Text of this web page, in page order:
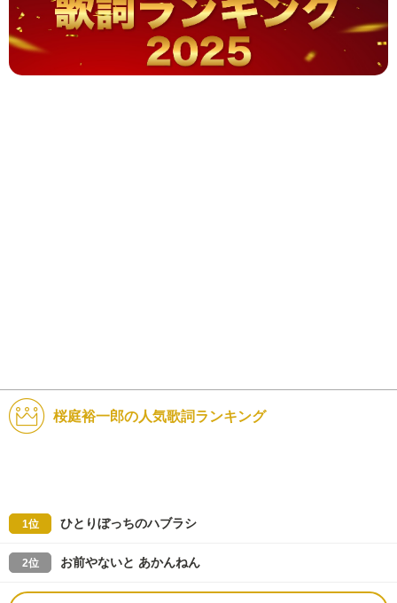
桜庭裕一郎の人気歌詞ランキング
1位 ひとりぼっちのハブラシ
2位 お前やないと あかんねん